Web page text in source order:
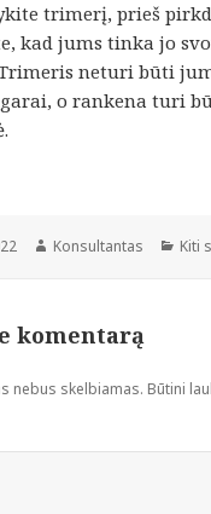
trimerį, prieš
kad jums tinka jo
neturi būti
o rankena turi
Autorius
Konsultantas Kiti
komentarą
nebus skelbiamas. Būtini